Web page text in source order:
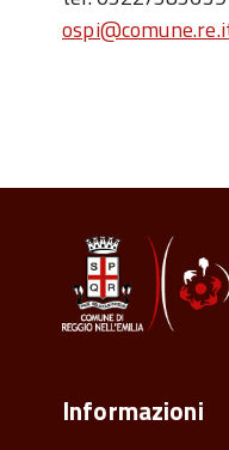
Informazioni